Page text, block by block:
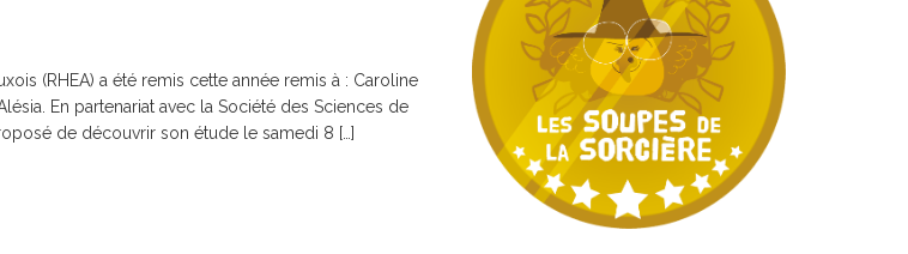
(RHEA) a été remis cette année remis à : Caroline
En partenariat avec la Société des Sciences de
de découvrir son étude le samedi 8 […]